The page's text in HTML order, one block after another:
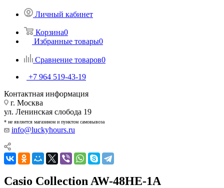
Личный кабинет
Корзина0
Избранные товары0
Сравнение товаров0
+7 964 519-43-19
Контактная информация
г. Москва
ул. Ленинская слобода 19
* не является магазином и пунктом самовывоза
info@luckyhours.ru
Casio Collection AW-48HE-1A